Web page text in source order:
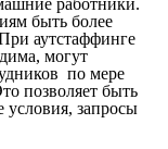
быть более
аутстаффинге
могут
по мере
позволяет быть
условия, запросы